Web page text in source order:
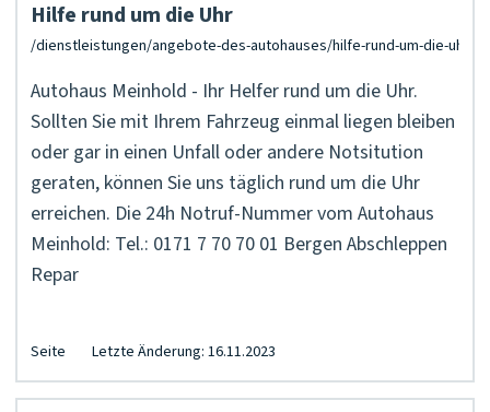
Hilfe rund um die Uhr
Autohaus Meinhold - Ihr Helfer rund um die Uhr.
Sollten Sie mit Ihrem Fahrzeug einmal liegen bleiben
oder gar in einen Unfall oder andere Notsitution
geraten, können Sie uns täglich rund um die Uhr
erreichen. Die 24h Notruf-Nummer vom Autohaus
Meinhold: Tel.: 0171 7 70 70 01 Bergen Abschleppen
Repar
Seite Letzte Änderung: 16.11.2023